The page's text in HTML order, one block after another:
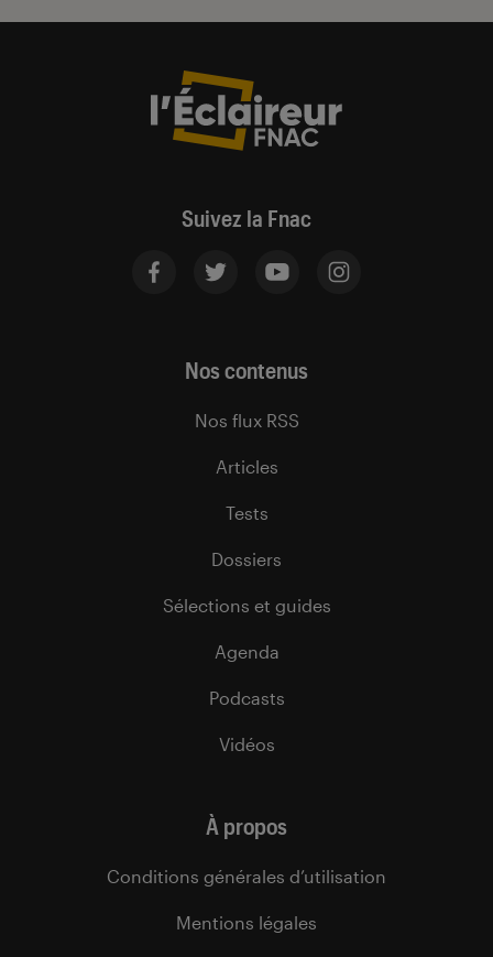
Suivez la Fnac
Nos contenus
Nos flux RSS
Articles
Tests
Dossiers
Sélections et guides
Agenda
Podcasts
Vidéos
À propos
Conditions générales d’utilisation
Mentions légales